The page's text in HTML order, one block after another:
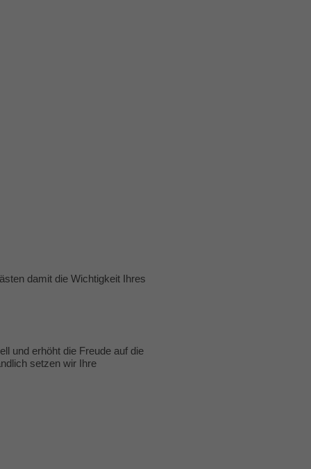
damit die Wichtigkeit Ihres
und erhöht die Freude auf die
setzen wir Ihre